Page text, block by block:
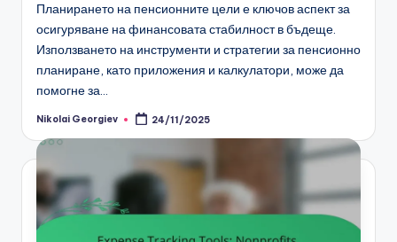
Планирането на пенсионните цели е ключов аспект за
осигуряване на финансовата стабилност в бъдеще.
Използването на инструменти и стратегии за пенсионно
планиране, като приложения и калкулатори, може да
помогне за…
Posted
Nikolai Georgiev 24/11/2025